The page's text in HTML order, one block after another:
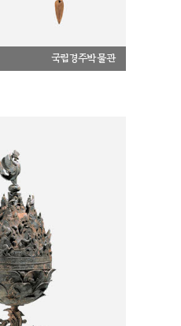
국립경주박물관